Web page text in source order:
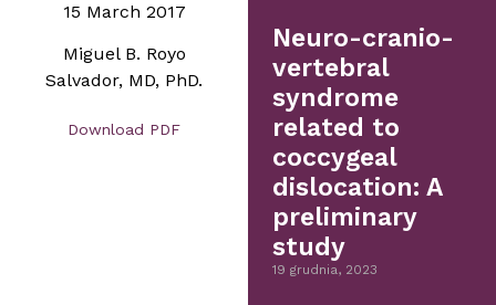
15 March 2017
Miguel B. Royo
Salvador, MD, PhD.
Download PDF
Neuro-cranio-
vertebral
syndrome
related to
coccygeal
dislocation: A
preliminary
study
19 grudnia, 2023